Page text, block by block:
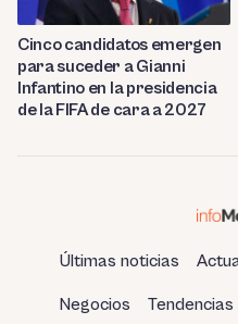
Cinco candidatos emergen
para suceder a Gianni
Infantino en la presidencia
de la FIFA de cara a 2027
Últimas noticias
Negocios Tendencias